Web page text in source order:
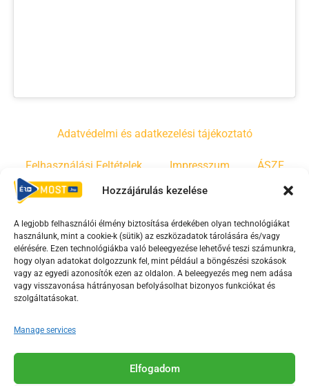
Hozzájárulás kezelése
A legjobb felhasználói élmény biztosítása érdekében olyan technológiákat
használunk, mint a cookie-k (sütik) az eszközadatok tárolására és/vagy
elérésére. Ezen technológiákba való beleegyezése lehetővé teszi számunkra,
hogy olyan adatokat dolgozzunk fel, mint például a böngészési szokások
vagy az egyedi azonosítók ezen az oldalon. A beleegyezés meg nem adása
vagy visszavonása hátrányosan befolyásolhat bizonyos funkciókat és
szolgáltatásokat.
Manage services
Elfogadom
Adatvédelmi és adatkezelési tájékoztató
Felhasználási Feltételek Impresszum ÁSZF
Irányelvek Moderálási szabályzat
F
a
c
e
o
o
Y
o
u
t
b
e
T
i
k
Az Érd Média médiaszolgáltatási tevékenységét a
Médiatanács a Magyar Média Mecenatúra program